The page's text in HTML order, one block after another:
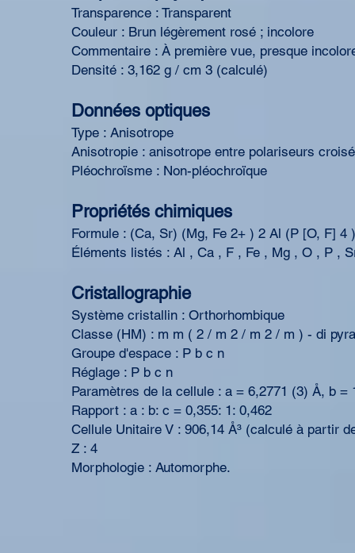
Transparence : Transparent
Couleur : Brun légèrement rosé ; incolore
Commentaire : À première vue, presque
Densité : 3,162 g / cm 3 (calculé)
Données optiques
Type : Anisotrope
Anisotropie : anisotrope entre polariseurs
Pléochroïsme : Non-pléochroïque
Propriétés chimiques
Formule : (Ca, Sr) (Mg, Fe 2+ ) 2 Al (P [O, F] 4
Éléments listés : Al , Ca , F , Fe , Mg , O , P ,
Cristallographie
Système cristallin : Orthorhombique
Classe (HM) : m m ( 2 / m 2 / m 2 / m ) - di
Groupe d'espace : P b c n
Réglage : P b c n
Paramètres de la cellule : a = 6,2771 (3) Å, b
Rapport : a : b: c = 0,355: 1: 0,462
Cellule Unitaire V : 906,14 Å³ (calculé à partir
Z : 4
Morphologie : Automorphe.